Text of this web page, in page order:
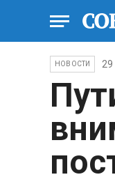
НОВОСТИ 29